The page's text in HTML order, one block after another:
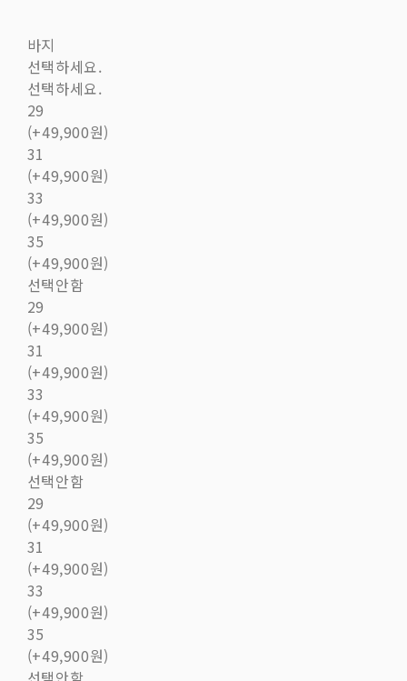
바지
선택하세요.
선택하세요.
29
(+49,900원)
31
(+49,900원)
33
(+49,900원)
35
(+49,900원)
선택안함
29
(+49,900원)
31
(+49,900원)
33
(+49,900원)
35
(+49,900원)
선택안함
29
(+49,900원)
31
(+49,900원)
33
(+49,900원)
35
(+49,900원)